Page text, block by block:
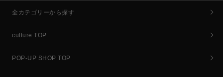
全カテゴリーから探す
culture TOP
POP-UP SHOP TOP